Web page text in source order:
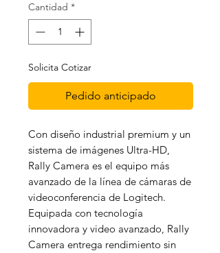
Cantidad *
Solicita Cotizar
Pedido anticipado
Con diseño industrial premium y un
sistema de imágenes Ultra-HD,
Rally Camera es el equipo más
avanzado de la línea de cámaras de
videoconferencia de Logitech.
Equipada con tecnología
innovadora y video avanzado, Rally
Camera entrega rendimiento sin